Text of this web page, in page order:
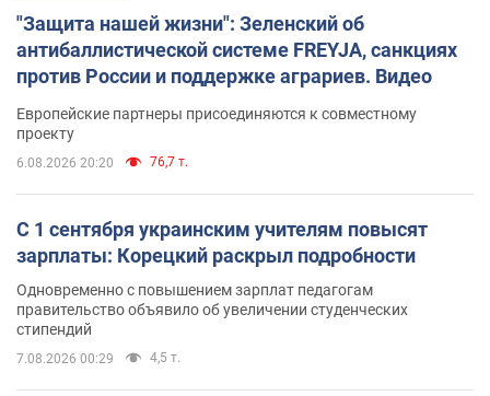
"Защита нашей жизни": Зеленский об
антибаллистической системе FREYJA, санкциях
против России и поддержке аграриев. Видео
Европейские партнеры присоединяются к совместному
проекту
6.08.2026 20:20 76,7 т.
С 1 сентября украинским учителям повысят
зарплаты: Корецкий раскрыл подробности
Одновременно с повышением зарплат педагогам
правительство объявило об увеличении студенческих
стипендий
7.08.2026 00:29 4,5 т.